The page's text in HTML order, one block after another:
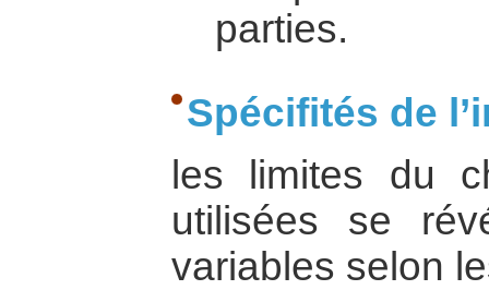
parties.
Spécifités de
les limites du
utilisées se
variables selon